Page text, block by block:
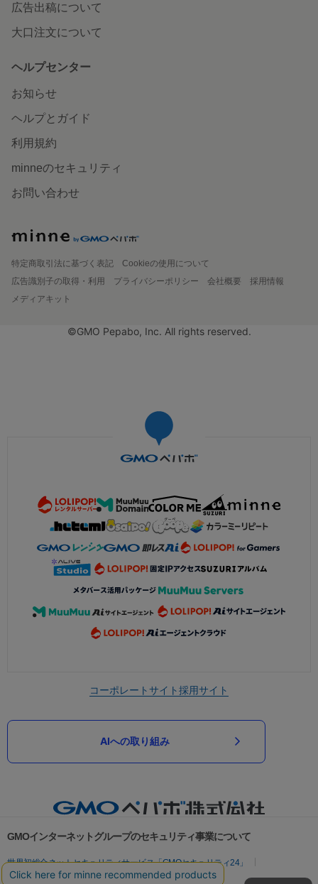
広告出稿について
大口注文について
ヘルプセンター
お知らせ
ヘルプとガイド
利用規約
minneのセキュリティ
お問い合わせ
特定商取引法に基づく表記
Cookieの使用について
広告識別子の取得・利用
プライバシーポリシー 会社概要
採用情報
メディアキット
©GMO Pepabo, Inc. All rights reserved.
コーポレートサイト採用サイト
AIへの取り組み
GMOインターネットグループのセキュリティ事業について
世界初総合ネットセキュリティサービス「GMOセキュリティ24」
パスワード漏洩診断
Webサイトリスク診断